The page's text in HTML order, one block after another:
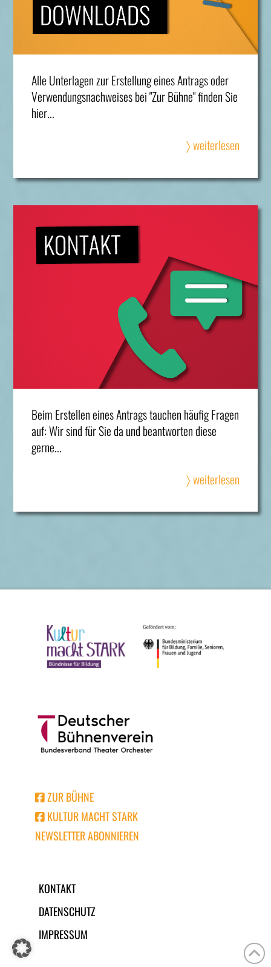
Alle Unterlagen zur Erstellung eines Antrags oder
Verwendungsnachweises bei "Zur Bühne" finden Sie
hier...
〉 weiterlesen
Beim Erstellen eines Antrags tauchen häufig Fragen
auf: Wir sind für Sie da und beantworten diese
gerne...
〉 weiterlesen
ZUR BÜHNE
KULTUR MACHT STARK
NEWSLETTER ABONNIEREN
KONTAKT
DATENSCHUTZ
IMPRESSUM